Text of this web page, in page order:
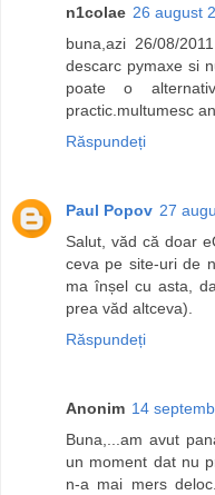
n1colae 26 august
buna,azi 26/08/
descarc pymaxe si
poate o
practic.multumesc
Răspundeți
Paul Popov 27
Salut, văd că doar
ceva pe site-uri de
ma înșel cu asta,
prea văd altceva).
Răspundeți
Anonim 14
Buna,...am avut
un moment dat nu
n-a mai mers